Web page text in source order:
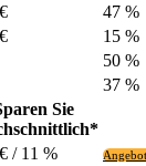
47 %
15 %
50 %
37 %
Sie
/ 11 %